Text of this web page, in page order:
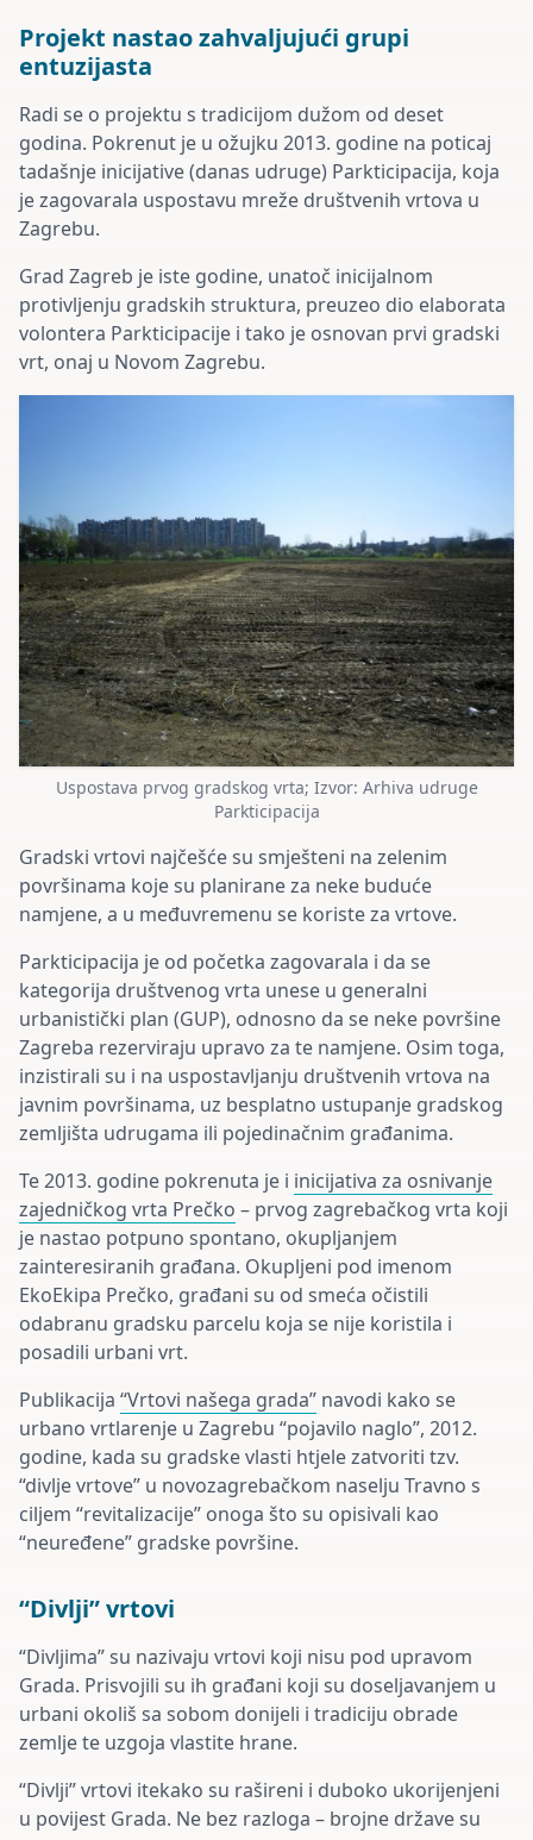
Projekt nastao zahvaljujući grupi
entuzijasta
Radi se o projektu s tradicijom dužom od deset
godina. Pokrenut je u ožujku 2013. godine na poticaj
tadašnje inicijative (danas udruge) Parkticipacija, koja
je zagovarala uspostavu mreže društvenih vrtova u
Zagrebu.
Grad Zagreb je iste godine, unatoč inicijalnom
protivljenju gradskih struktura, preuzeo dio elaborata
volontera Parkticipacije i tako je osnovan prvi gradski
vrt, onaj u Novom Zagrebu.
Uspostava prvog gradskog vrta; Izvor: Arhiva udruge
Parkticipacija
Gradski vrtovi najčešće su smješteni na zelenim
površinama koje su planirane za neke buduće
namjene, a u međuvremenu se koriste za vrtove.
Parkticipacija je od početka zagovarala i da se
kategorija društvenog vrta unese u generalni
urbanistički plan (GUP), odnosno da se neke površine
Zagreba rezerviraju upravo za te namjene. Osim toga,
inzistirali su i na uspostavljanju društvenih vrtova na
javnim površinama, uz besplatno ustupanje gradskog
zemljišta udrugama ili pojedinačnim građanima.
Te 2013. godine pokrenuta je i inicijativa za osnivanje
zajedničkog vrta Prečko – prvog zagrebačkog vrta koji
je nastao potpuno spontano, okupljanjem
zainteresiranih građana. Okupljeni pod imenom
EkoEkipa Prečko, građani su od smeća očistili
odabranu gradsku parcelu koja se nije koristila i
posadili urbani vrt.
Publikacija “Vrtovi našega grada” navodi kako se
urbano vrtlarenje u Zagrebu “pojavilo naglo”, 2012.
godine, kada su gradske vlasti htjele zatvoriti tzv.
“divlje vrtove” u novozagrebačkom naselju Travno s
ciljem “revitalizacije” onoga što su opisivali kao
“neuređene” gradske površine.
“Divlji” vrtovi
“Divljima” su nazivaju vrtovi koji nisu pod upravom
Grada. Prisvojili su ih građani koji su doseljavanjem u
urbani okoliš sa sobom donijeli i tradiciju obrade
zemlje te uzgoja vlastite hrane.
“Divlji” vrtovi itekako su rašireni i duboko ukorijenjeni
u povijest Grada. Ne bez razloga – brojne države su